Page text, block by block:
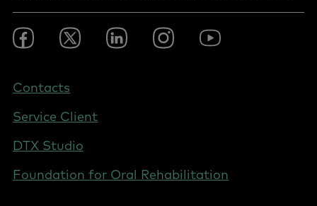
Footer
Social
France
FacebookTwitter LinkedInInstagramYouTube
Footer
France
Contacts
Service Client
DTX Studio
Foundation for Oral Rehabilitation